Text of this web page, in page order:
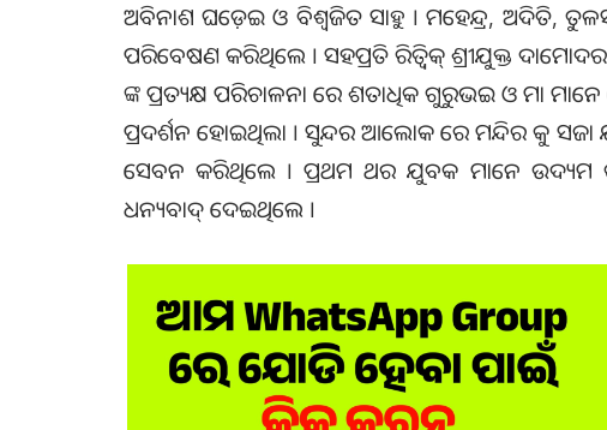
ଅବିନାଶ ଘଡେ଼ଇ ଓ ବିଶ୍ୱଜିତ ସାହୁ । ମହେନ୍ଦ୍ର, ଅଦିତି,
ପରିବେଷଣ କରିଥିଲେ । ସହପ୍ରତି ରିତ୍ୱିକ୍ ଶ୍ରୀଯୁକ୍ତ ଦାମୋଦର
ଙ୍କ ପ୍ରତ୍ୟକ୍ଷ ପରିଚାଳନା ରେ ଶତାଧିକ ଗୁରୁଭଇ ଓ ମା
ପ୍ରଦର୍ଶନ ହୋଇଥିଲା । ସୁନ୍ଦର ଆଲୋକ ରେ ମନ୍ଦିର କୁ ସଜା
ସେବନ କରିଥିଲେ । ପ୍ରଥମ ଥର ଯୁବକ ମାନେ
ଧନ୍ୟବାଦ୍ ଦେଇଥିଲେ ।